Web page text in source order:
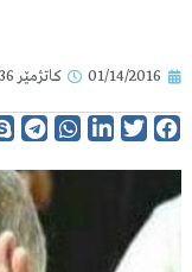
01/14/2016 کاتژمێر